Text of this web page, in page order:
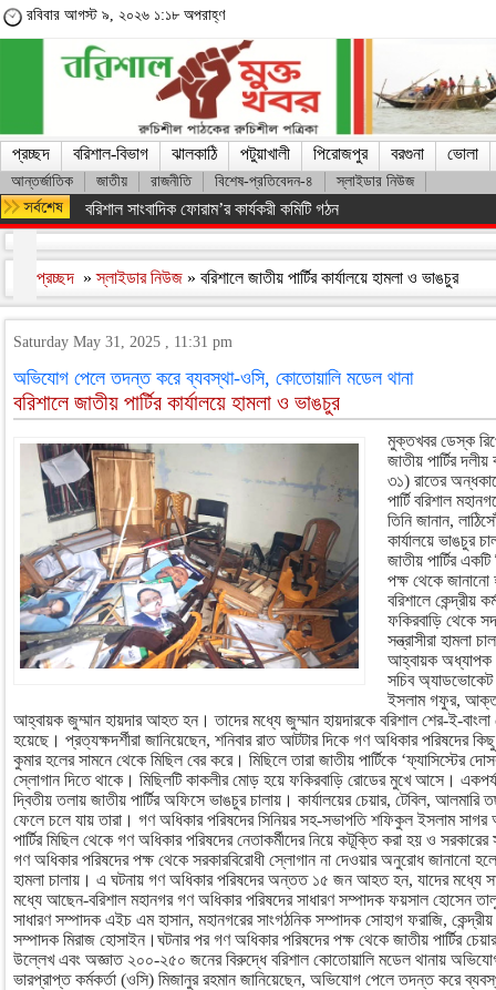
রবিবার আগস্ট ৯, ২০২৬ ১:১৮ অপরাহ্ণ
প্রচ্ছদ বরিশাল-বিভাগ ঝালকাঠি পটুয়াখালী পিরোজপুর বরগুনা ভোলা
আন্তর্জাতিক জাতীয় রাজনীতি বিশেষ-প্রতিবেদন-৪ স্লাইডার নিউজ
মারা গেলেন লিওনেল মেসির বাবা হোর্হে মেসি
প্রচ্ছদ »স্লাইডার নিউজ » বরিশালে জাতীয় পার্টির কার্যালয়ে হামলা ও ভাঙচুর
Saturday May 31, 2025 , 11:31 pm
অভিযোগ পেলে তদন্ত করে ব্যবস্থা-ওসি, কোতোয়ালি মডেল থানা
বরিশালে জাতীয় পার্টির কার্যালয়ে হামলা ও ভাঙচুর
মুক্তখবর ডেস্ক
জাতীয় পার্টির
৩১) রাতের
পার্টি বরিশাল
তিনি জানান,
কার্যালয়ে ভাঙচুর
জাতীয় পার্টির
পক্ষ থেকে জানানো
বরিশালে কেন্দ্রীয়
ফকিরবাড়ি থেকে
সন্ত্রাসীরা হামলা
আহ্বায়ক অধ্যাপক
সচিব
ইসলাম গফুর,
আহ্বায়ক জুম্মান হায়দার আহত হন। তাদের মধ্যে জুম্মান হায়দারকে বরিশাল শের-ই-
হয়েছে। প্রত্যক্ষদর্শীরা জানিয়েছেন, শনিবার রাত আটটার দিকে গণ অধিকার পরিষদের
কুমার হলের সামনে থেকে মিছিল বের করে। মিছিলে তারা জাতীয় পার্টিকে ‘ফ্যাসিস্টের
স্লোগান দিতে থাকে। মিছিলটি কাকলীর মোড় হয়ে ফকিরবাড়ি রোডের মুখে আসে।
দ্বিতীয় তলায় জাতীয় পার্টির অফিসে ভাঙচুর চালায়। কার্যালয়ের চেয়ার, টেবিল,
ফেলে চলে যায় তারা। গণ অধিকার পরিষদের সিনিয়র সহ-সভাপতি শফিকুল ইসলাম
পার্টির মিছিল থেকে গণ অধিকার পরিষদের নেতাকর্মীদের নিয়ে কটূক্তি করা হয় ও
গণ অধিকার পরিষদের পক্ষ থেকে সরকারবিরোধী স্লোগান না দেওয়ার অনুরোধ জানানো হলে
হামলা চালায়। এ ঘটনায় গণ অধিকার পরিষদের অন্তত ১৫ জন আহত হন, যাদের
মধ্যে আছেন-বরিশাল মহানগর গণ অধিকার পরিষদের সাধারণ সম্পাদক ফয়সাল হোসেন
সাধারণ সম্পাদক এইচ এম হাসান, মহানগরের সাংগঠনিক সম্পাদক সোহাগ ফরাজি, কেন্দ্রীয়
সম্পাদক মিরাজ হোসাইন।ঘটনার পর গণ অধিকার পরিষদের পক্ষ থেকে জাতীয় পার্টির
উল্লেখ এবং অজ্ঞাত ২০০-২৫০ জনের বিরুদ্ধে বরিশাল কোতোয়ালি মডেল থানায়
ভারপ্রাপ্ত কর্মকর্তা (ওসি) মিজানুর রহমান জানিয়েছেন, অভিযোগ পেলে তদন্ত করে